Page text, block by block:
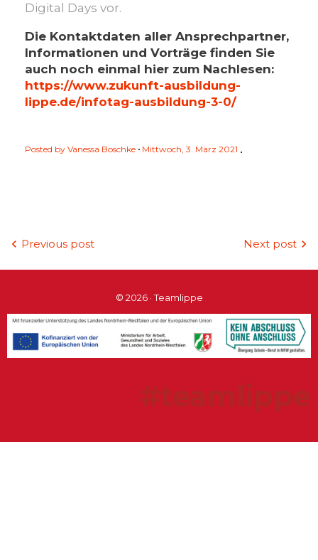
Digital Days vor.
Die Kontaktdaten aller Ansprechpartner,
Informationen und Vorträge finden Sie
auch noch einmal hier zum Nachlesen:
https://www.zukunft-ausbildung-
lippe.de/infotag-ausbildung-3-0/
Posted by Vanessa Boschke Mittwoch, 3. März 2021
Beitragsnavigation
Previous post Next post
© 2026 · Teamlippe
#teamlippe